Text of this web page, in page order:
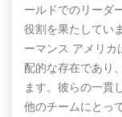
ールドでのリーダ
役割を果たしてい
ーマンス アメリ
配的な存在であり
ます。彼らの一貫
他のチームにとっ